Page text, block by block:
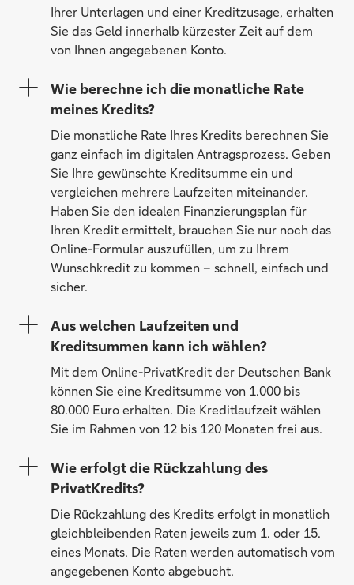
Ihrer Unterlagen und einer Kreditzusage, erhalten
Sie das Geld innerhalb kürzester Zeit auf dem
von Ihnen angegebenen Konto.
Wie berechne ich die monatliche Rate
meines Kredits?
Die monatliche Rate Ihres Kredits berechnen Sie
ganz einfach im digitalen Antragsprozess. Geben
Sie Ihre gewünschte Kreditsumme ein und
vergleichen mehrere Laufzeiten miteinander.
Haben Sie den idealen Finanzierungsplan für
Ihren Kredit ermittelt, brauchen Sie nur noch das
Online-Formular auszufüllen, um zu Ihrem
Wunschkredit zu kommen – schnell, einfach und
sicher.
Aus welchen Laufzeiten und
Kreditsummen kann ich wählen?
Mit dem Online-PrivatKredit der Deutschen Bank
können Sie eine Kreditsumme von 1.000 bis
80.000 Euro erhalten. Die Kreditlaufzeit wählen
Sie im Rahmen von 12 bis 120 Monaten frei aus.
Wie erfolgt die Rückzahlung des
PrivatKredits?
Die Rückzahlung des Kredits erfolgt in monatlich
gleichbleibenden Raten jeweils zum 1. oder 15.
eines Monats. Die Raten werden automatisch vom
angegebenen Konto abgebucht.